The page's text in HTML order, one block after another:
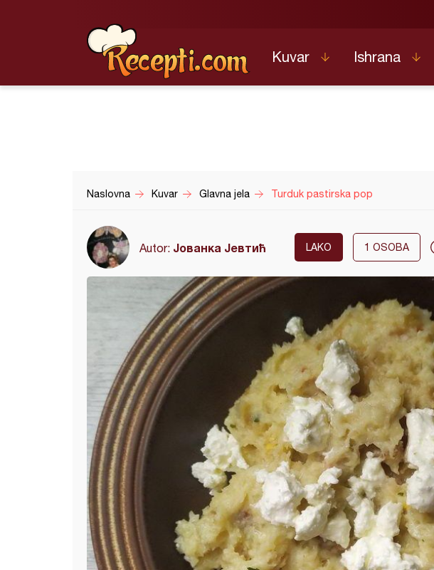
Kuvar Ishrana
Naslovna Kuvar Glavna jela Turduk pastirska pop
Autor: Јованка Јевтић LAKO 1 OSOBA